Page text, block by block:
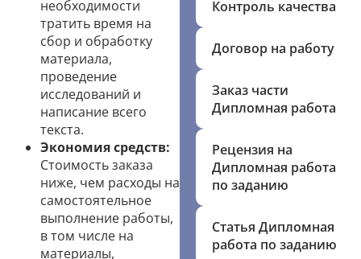
необходимости
тратить время на
сбор и обработку
материала,
проведение
исследований и
написание всего
текста.
Экономия средств:
Стоимость заказа
ниже, чем расходы на
самостоятельное
выполнение работы,
в том числе на
материалы,
Контроль качества
Договор на работу
Заказ части
Дипломная работа
Рецензия на
Дипломная работа
по заданию
Статья Дипломная
работа по заданию